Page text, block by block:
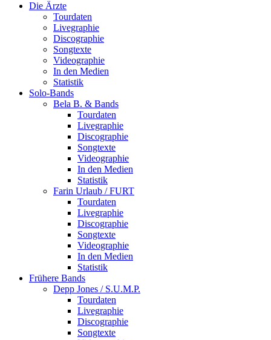
Die Ärzte
Tourdaten
Livegraphie
Discographie
Songtexte
Videographie
In den Medien
Statistik
Solo-Bands
Bela B. & Bands
Tourdaten
Livegraphie
Discographie
Songtexte
Videographie
In den Medien
Statistik
Farin Urlaub / FURT
Tourdaten
Livegraphie
Discographie
Songtexte
Videographie
In den Medien
Statistik
Frühere Bands
Depp Jones / S.U.M.P.
Tourdaten
Livegraphie
Discographie
Songtexte